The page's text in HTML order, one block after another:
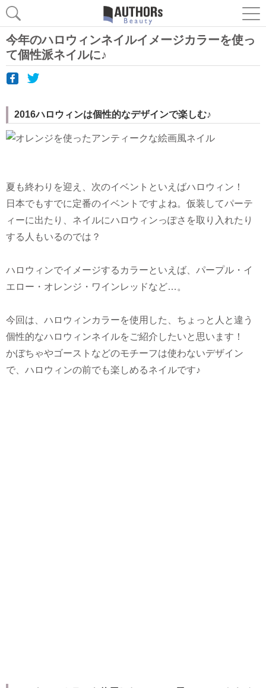
今年のハロウィンネイルイメージカラーを使っ
て個性派ネイルに♪
2016ハロウィンは個性的なデザインで楽しむ♪
夏も終わりを迎え、次のイベントといえばハロウィン！
日本でもすでに定番のイベントですよね。仮装してパーテ
ィーに出たり、ネイルにハロウィンっぽさを取り入れたり
する人もいるのでは？
ハロウィンでイメージするカラーといえば、パープル・イ
エロー・オレンジ・ワインレッドなど…。
今回は、ハロウィンカラーを使用した、ちょっと人と違う
個性的なハロウィンネイルをご紹介したいと思います！
かぼちゃやゴーストなどのモチーフは使わないデザイン
で、ハロウィンの前でも楽しめるネイルです♪